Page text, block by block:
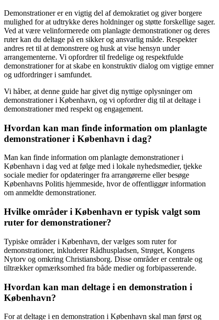
Demonstrationer er en vigtig del af demokratiet og giver borgere
mulighed for at udtrykke deres holdninger og støtte forskellige sager.
Ved at være velinformerede om planlagte demonstrationer og deres
ruter kan du deltage på en sikker og ansvarlig måde. Respekter
andres ret til at demonstrere og husk at vise hensyn under
arrangementerne. Vi opfordrer til fredelige og respektfulde
demonstrationer for at skabe en konstruktiv dialog om vigtige emner
og udfordringer i samfundet.
Vi håber, at denne guide har givet dig nyttige oplysninger om
demonstrationer i København, og vi opfordrer dig til at deltage i
demonstrationer med respekt og engagement.
Hvordan kan man finde information om planlagte
demonstrationer i København i dag?
Man kan finde information om planlagte demonstrationer i
København i dag ved at følge med i lokale nyhedsmedier, tjekke
sociale medier for opdateringer fra arrangørerne eller besøge
Københavns Politis hjemmeside, hvor de offentliggør information
om anmeldte demonstrationer.
Hvilke områder i København er typisk valgt som
ruter for demonstrationer?
Typiske områder i København, der vælges som ruter for
demonstrationer, inkluderer Rådhuspladsen, Strøget, Kongens
Nytorv og omkring Christiansborg. Disse områder er centrale og
tiltrækker opmærksomhed fra både medier og forbipasserende.
Hvordan kan man deltage i en demonstration i
København?
For at deltage i en demonstration i København skal man først og